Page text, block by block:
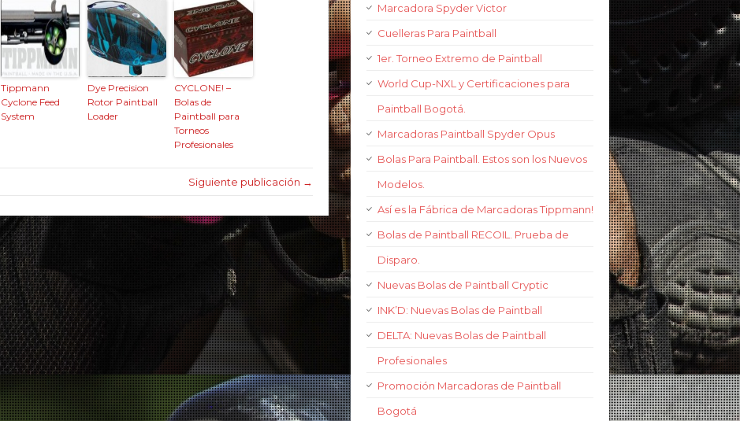
Tippmann
Cyclone Feed
System
Dye Precision
Rotor Paintball
Loader
CYCLONE! –
Bolas de
Paintball para
Torneos
Profesionales
Siguiente publicación →
Marcadora Spyder Victor
Cuelleras Para Paintball
1er. Torneo Extremo de Paintball
World Cup-NXL y Certificaciones para
Paintball Bogotá.
Marcadoras Paintball Spyder Opus
Bolas Para Paintball. Estos son los Nuevos
Modelos.
Así es la Fábrica de Marcadoras Tippmann!
Bolas de Paintball RECOIL. Prueba de
Disparo.
Nuevas Bolas de Paintball Cryptic
INK’D: Nuevas Bolas de Paintball
DELTA: Nuevas Bolas de Paintball
Profesionales
Promoción Marcadoras de Paintball
Bogotá